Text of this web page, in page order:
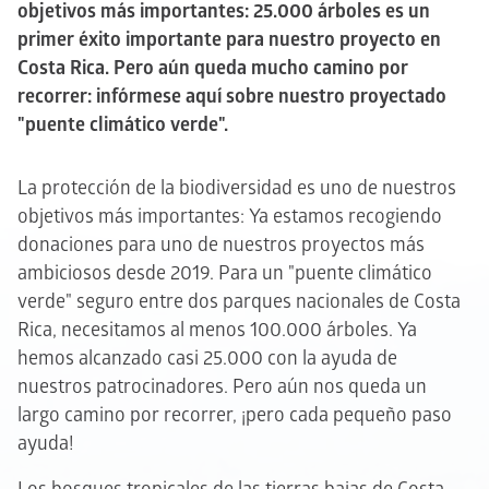
objetivos más importantes: 25.000 árboles es un
primer éxito importante para nuestro proyecto en
Costa Rica. Pero aún queda mucho camino por
recorrer: infórmese aquí sobre nuestro proyectado
"puente climático verde".
La protección de la biodiversidad es uno de nuestros
objetivos más importantes: Ya estamos recogiendo
donaciones para uno de nuestros proyectos más
ambiciosos desde 2019. Para un "puente climático
verde" seguro entre dos parques nacionales de Costa
Rica, necesitamos al menos 100.000 árboles. Ya
hemos alcanzado casi 25.000 con la ayuda de
nuestros patrocinadores. Pero aún nos queda un
largo camino por recorrer, ¡pero cada pequeño paso
ayuda!